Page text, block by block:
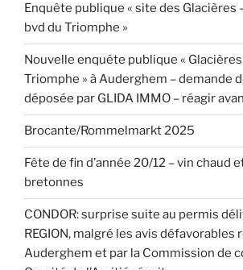
Enquête publique « site des Glacières
bvd du Triomphe »
Nouvelle enquête publique «
Triomphe » à Auderghem – demande
déposée par GLIDA IMMO – réagir
Brocante/Rommelmarkt 2025
Fête de fin d’année 20/12 – vin chaud
bretonnes
CONDOR: surprise suite au permis
REGION, malgré les avis défavorables
Auderghem et par la Commission de